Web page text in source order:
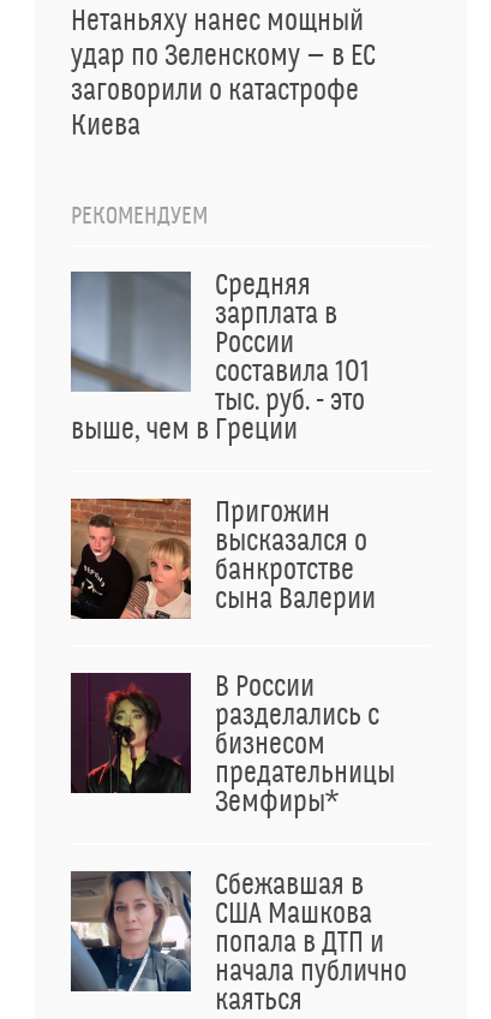
Нетаньяху нанес мощный
удар по Зеленскому — в ЕС
заговорили о катастрофе
Киева
РЕКОМЕНДУЕМ
Средняя
зарплата в
России
составила 101
тыс. руб. - это
выше, чем в Греции
Пригожин
высказался о
банкротстве
сына Валерии
В России
разделались с
бизнесом
предательницы
Земфиры*
Сбежавшая в
США Машкова
попала в ДТП и
начала публично
каяться